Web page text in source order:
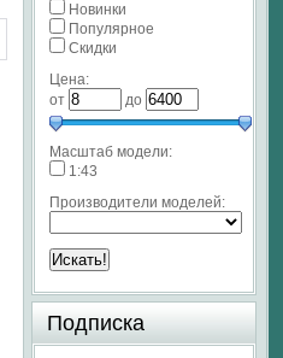
Новинки
Популярное
Скидки
Цена:
от
до
Масштаб модели:
1:43
Производители моделей:
Подписка